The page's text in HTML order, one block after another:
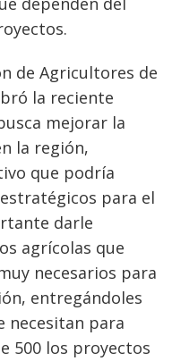
de Agricultores de
la reciente
mejorar la
la región,
que podría
para el
darle
agrícolas que
necesarios para
entregándoles
necesitan para
500 los proyectos